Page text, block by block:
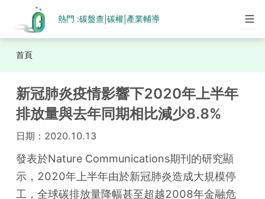
熱門 :碳盤查 碳權| 產業輔導
首頁
新冠肺炎疫情影響下2020年上半年
排放量與去年同期相比減少8.8%
日期： 2020.10.13
發表於Nature Communications期刊的研究顯
示，2020年上半年由於新冠肺炎造成大規模停
工，全球碳排放量降幅甚至超越2008年金融危